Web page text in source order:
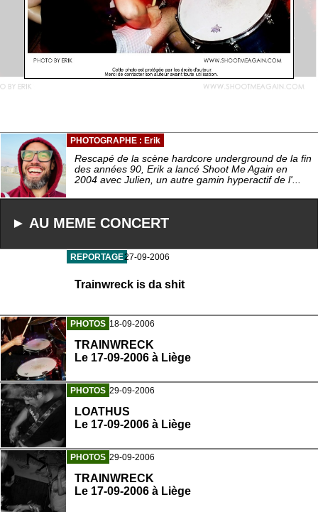
PHOTOGRAPHE : Erik
Rescapé de la scène hardcore underground de la fin
des années 90, Erik a lancé Shoot Me Again en
2004 avec Julien, un autre gamin hyperactif de l'...
► AU MEME CONCERT
REPORTAGE27-09-2006
Trainwreck is da shit
PHOTOS 18-09-2006
TRAINWRECK
Le 17-09-2006 à Liège
PHOTOS 29-09-2006
LOATHUS
Le 17-09-2006 à Liège
PHOTOS 29-09-2006
TRAINWRECK
Le 17-09-2006 à Liège